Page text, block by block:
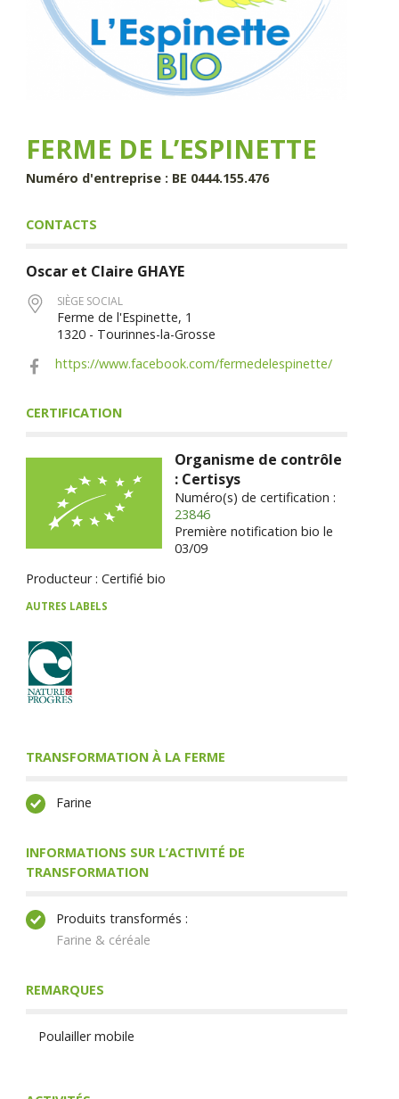
FERME DE L’ESPINETTE
Numéro d'entreprise : BE 0444.155.476
CONTACTS
Oscar et Claire GHAYE
SIÈGE SOCIAL
Ferme de l'Espinette, 1
1320 - Tourinnes-la-Grosse
https://www.facebook.com/fermedelespinette/
CERTIFICATION
Organisme de contrôle
: Certisys
Numéro(s) de certification :
23846
Première notification bio le
03/09
Producteur : Certifié bio
AUTRES LABELS
TRANSFORMATION À LA FERME
Farine
INFORMATIONS SUR L’ACTIVITÉ DE
TRANSFORMATION
Produits transformés :
Farine & céréale
REMARQUES
Poulailler mobile